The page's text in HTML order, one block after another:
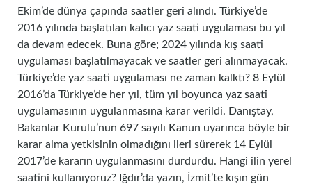
Ekim’de dünya çapında saatler geri alındı. Türkiye’de
2016 yılında başlatılan kalıcı yaz saati uygulaması bu yıl
da devam edecek. Buna göre; 2024 yılında kış saati
uygulaması başlatılmayacak ve saatler geri alınmayacak.
Türkiye’de yaz saati uygulaması ne zaman kalktı? 8 Eylül
2016’da Türkiye’de her yıl, tüm yıl boyunca yaz saati
uygulamasının uygulanmasına karar verildi. Danıştay,
Bakanlar Kurulu’nun 697 sayılı Kanun uyarınca böyle bir
karar alma yetkisinin olmadığını ileri sürerek 14 Eylül
2017’de kararın uygulanmasını durdurdu. Hangi ilin yerel
saatini kullanıyoruz? Iğdır’da yazın, İzmit’te kışın gün